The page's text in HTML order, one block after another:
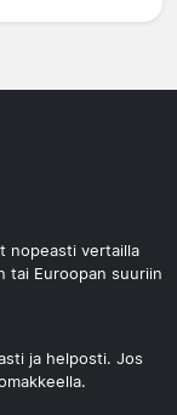
nopeasti vertailla
tai Euroopan suuriin
ja helposti. Jos